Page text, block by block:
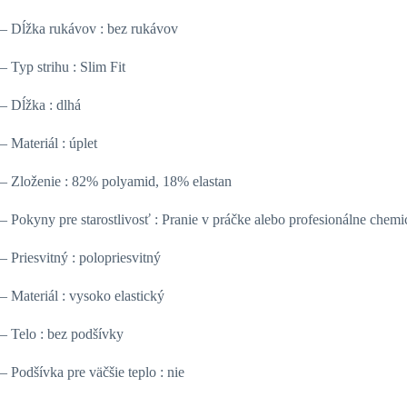
– Dĺžka rukávov : bez rukávov
– Typ strihu : Slim Fit
– Dĺžka : dlhá
– Materiál : úplet
– Zloženie : 82% polyamid, 18% elastan
– Pokyny pre starostlivosť : Pranie v práčke alebo profesionálne
– Priesvitný : polopriesvitný
– Materiál : vysoko elastický
– Telo : bez podšívky
– Podšívka pre väčšie teplo : nie